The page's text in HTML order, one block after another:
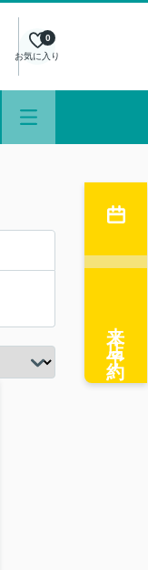
お気に入り
0
来店予約